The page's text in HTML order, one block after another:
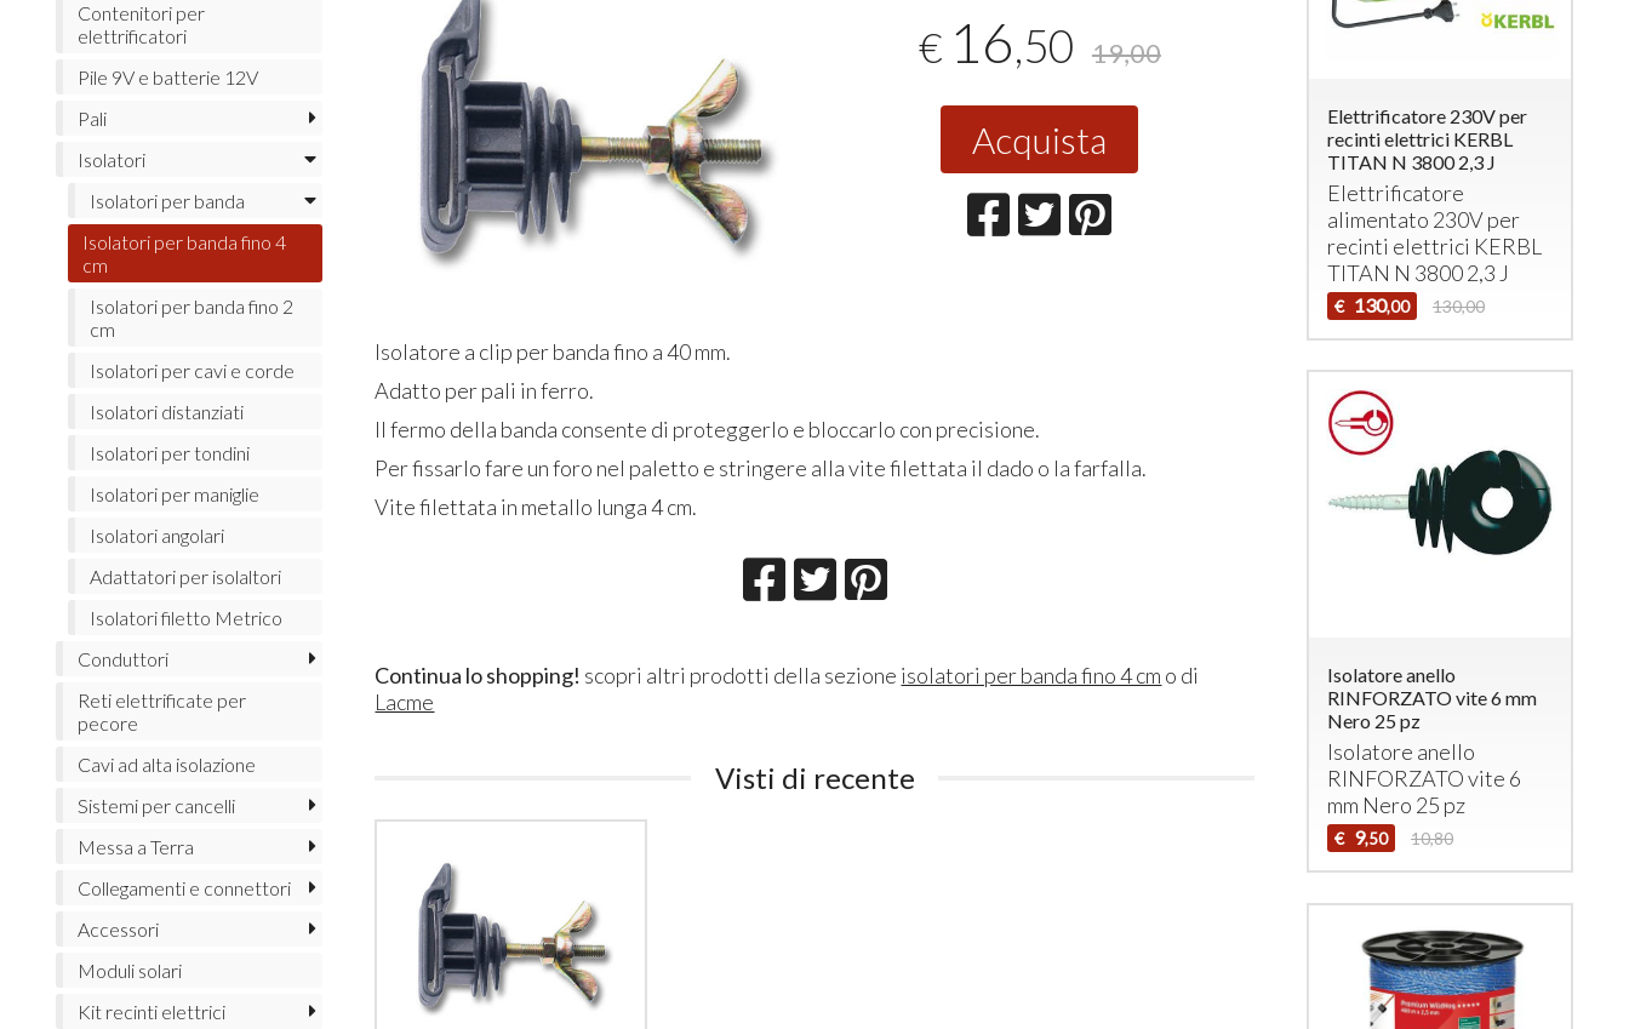
€ 16,50 19,00
Acquista
Isolatore a clip per banda fino a 40 mm.
Adatto per pali in ferro.
Il fermo della banda consente di proteggerlo e bloccarlo con precisione.
Per fissarlo fare un foro nel paletto e stringere alla vite filettata il dado o la farfalla.
Vite filettata in metallo lunga 4 cm.
Continua lo shopping! scopri altri prodotti della sezione isolatori per banda fino 4 cm o di
Lacme
Visti di recente
Contenitori per
elettrificatori
Pile 9V e batterie 12V
Pali
Isolatori
Isolatori per banda
Isolatori per banda fino 4
cm
Isolatori per banda fino 2
cm
Isolatori per cavi e corde
Isolatori distanziati
Isolatori per tondini
Isolatori per maniglie
Isolatori angolari
Adattatori per isolaltori
Isolatori filetto Metrico
Conduttori
Reti elettrificate per
pecore
Cavi ad alta isolazione
Sistemi per cancelli
Messa a Terra
Collegamenti e connettori
Accessori
Moduli solari
Kit recinti elettrici
Elettrificatore 230V per
recinti elettrici KERBL
TITAN N 3800 2,3 J
Elettrificatore
alimentato 230V per
recinti elettrici KERBL
TITAN N 3800 2,3 J
€ 130,00 130,00
Isolatore anello
RINFORZATO vite 6 mm
Nero 25 pz
Isolatore anello
RINFORZATOvite 6
mm Nero 25 pz
€ 9,50 10,80